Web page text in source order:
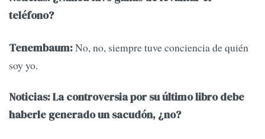
teléfono?
Tenembaum:No, no, siempre tuve conciencia de quién
soy yo.
Noticias: La controversia por su último libro debe
haberle generado un sacudón, ¿no?